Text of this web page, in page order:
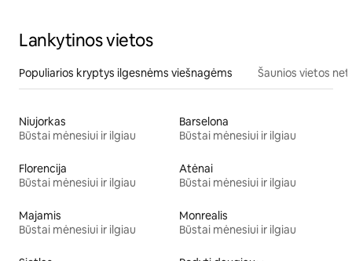
Lankytinos vietos
Populiarios kryptys ilgesnėms viešnagėms Šaunios vietos
Niujorkas
Būstai mėnesiui ir ilgiau
Barselona
Būstai mėnesiui ir ilgiau
Florencija
Būstai mėnesiui ir ilgiau
Atėnai
Būstai mėnesiui ir ilgiau
Majamis
Būstai mėnesiui ir ilgiau
Monrealis
Būstai mėnesiui ir ilgiau